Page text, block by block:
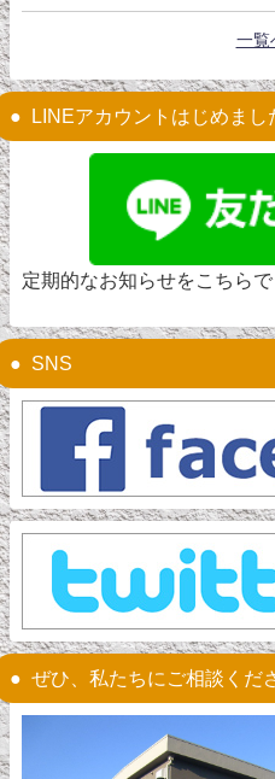
一覧
LINEアカウントはじめまし
定期的なお知らせをこちらで
SNS
ぜひ、私たちにご相談くだ